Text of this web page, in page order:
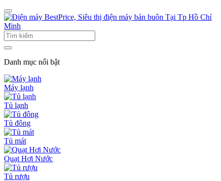
Danh mục nổi bật
Máy lạnh
Tủ lạnh
Tủ đông
Tủ mát
Quạt Hơi Nước
Tủ rượu